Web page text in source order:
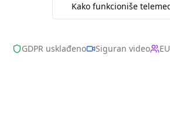
Kako funkcioniše
GDPR usklađeno Siguran video